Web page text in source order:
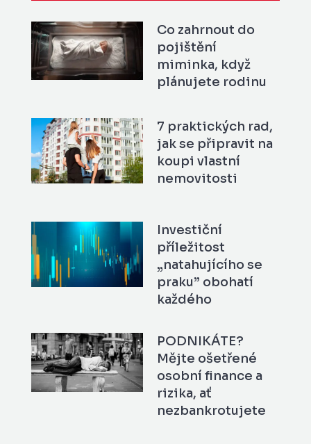
Co zahrnout do
pojištění
miminka, když
plánujete rodinu
7 praktických rad,
jak se připravit na
koupi vlastní
nemovitosti
Investiční
příležitost
„natahujícího se
praku” obohatí
každého
PODNIKÁTE?
Mějte ošetřené
osobní finance a
rizika, ať
nezbankrotujete